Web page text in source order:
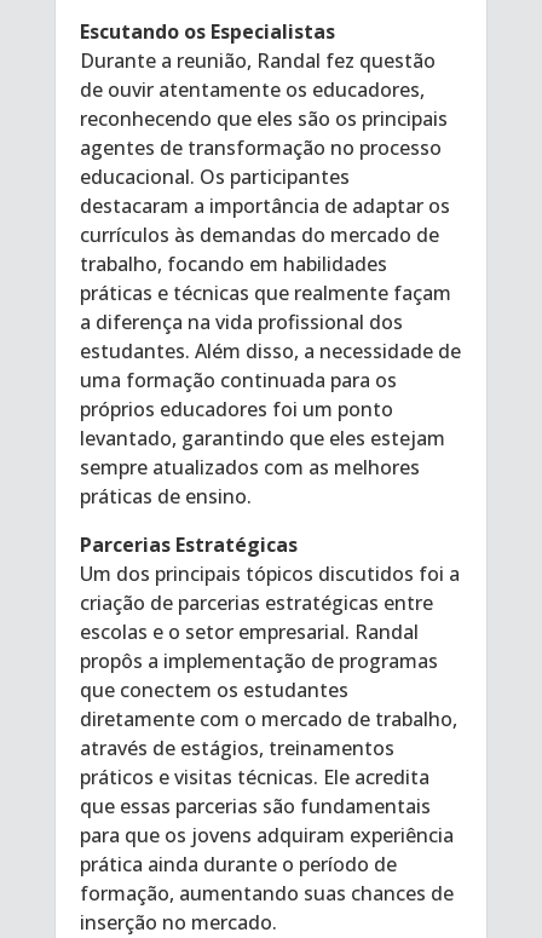
Escutando os Especialistas
Durante a reunião, Randal fez questão
de ouvir atentamente os educadores,
reconhecendo que eles são os principais
agentes de transformação no processo
educacional. Os participantes
destacaram a importância de adaptar os
currículos às demandas do mercado de
trabalho, focando em habilidades
práticas e técnicas que realmente façam
a diferença na vida profissional dos
estudantes. Além disso, a necessidade de
uma formação continuada para os
próprios educadores foi um ponto
levantado, garantindo que eles estejam
sempre atualizados com as melhores
práticas de ensino.
Parcerias Estratégicas
Um dos principais tópicos discutidos foi a
criação de parcerias estratégicas entre
escolas e o setor empresarial. Randal
propôs a implementação de programas
que conectem os estudantes
diretamente com o mercado de trabalho,
através de estágios, treinamentos
práticos e visitas técnicas. Ele acredita
que essas parcerias são fundamentais
para que os jovens adquiram experiência
prática ainda durante o período de
formação, aumentando suas chances de
inserção no mercado.